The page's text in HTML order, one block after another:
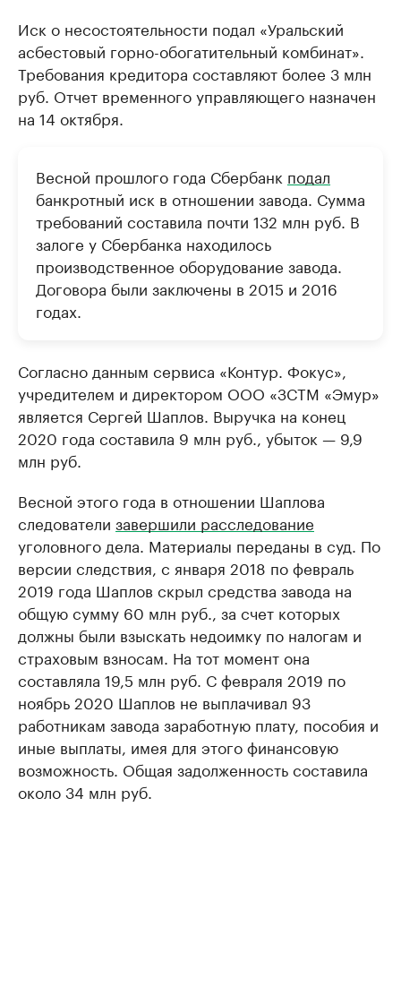
Иск о несостоятельности подал «Уральский
асбестовый горно-обогатительный комбинат».
Требования кредитора составляют более 3 млн
руб. Отчет временного управляющего назначен
на 14 октября.
Весной прошлого года Сбербанк подал
банкротный иск в отношении завода. Сумма
требований составила почти 132 млн руб. В
залоге у Сбербанка находилось
производственное оборудование завода.
Договора были заключены в 2015 и 2016
годах.
Согласно данным сервиса «Контур. Фокус»,
учредителем и директором ООО «ЗСТМ «Эмур»
является Сергей Шаплов. Выручка на конец
2020 года составила 9 млн руб., убыток — 9,9
млн руб.
Весной этого года в отношении Шаплова
следователи завершили расследование
уголовного дела. Материалы переданы в суд. По
версии следствия, с января 2018 по февраль
2019 года Шаплов скрыл средства завода на
общую сумму 60 млн руб., за счет которых
должны были взыскать недоимку по налогам и
страховым взносам. На тот момент она
составляла 19,5 млн руб. С февраля 2019 по
ноябрь 2020 Шаплов не выплачивал 93
работникам завода заработную плату, пособия и
иные выплаты, имея для этого финансовую
возможность. Общая задолженность составила
около 34 млн руб.